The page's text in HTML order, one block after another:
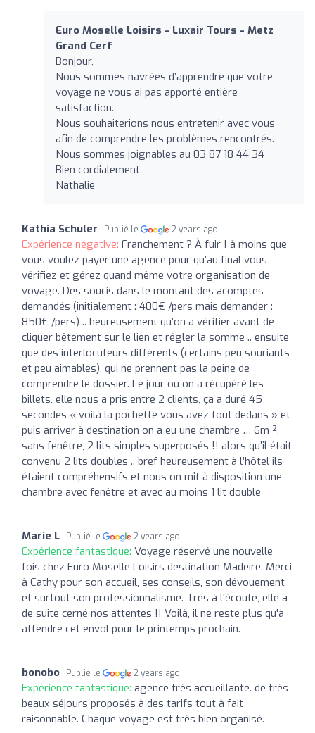
Euro Moselle Loisirs - Luxair Tours - Metz
Grand Cerf
Bonjour,
Nous sommes navrées d’apprendre que votre
voyage ne vous ai pas apporté entière
satisfaction.
Nous souhaiterions nous entretenir avec vous
afin de comprendre les problèmes rencontrés.
Nous sommes joignables au 03 87 18 44 34
Bien cordialement
Nathalie
Kathia Schuler Publié le 2 years ago
Expérience négative: Franchement ? À fuir ! à moins que
vous voulez payer une agence pour qu’au final vous
vérifiez et gérez quand même votre organisation de
voyage. Des soucis dans le montant des acomptes
demandés (initialement : 400€ /pers mais demander :
850€ /pers) .. heureusement qu’on a vérifier avant de
cliquer bêtement sur le lien et régler la somme .. ensuite
que des interlocuteurs différents (certains peu souriants
et peu aimables), qui ne prennent pas la peine de
comprendre le dossier. Le jour où on a récupéré les
billets, elle nous a pris entre 2 clients, ça a duré 45
secondes « voilà la pochette vous avez tout dedans » et
puis arriver à destination on a eu une chambre … 6m ²,
sans fenêtre, 2 lits simples superposés !! alors qu’il était
convenu 2 lits doubles .. bref heureusement à l’hôtel ils
étaient compréhensifs et nous on mit à disposition une
chambre avec fenêtre et avec au moins 1 lit double
Marie L Publié le 2 years ago
Expérience fantastique: Voyage réservé une nouvelle
fois chez Euro Moselle Loisirs destination Madeire. Merci
à Cathy pour son accueil, ses conseils, son dévouement
et surtout son professionnalisme. Très à l'écoute, elle a
de suite cerné nos attentes !! Voilà, il ne reste plus qu'à
attendre cet envol pour le printemps prochain.
bonobo Publié le 2 years ago
Expérience fantastique: agence très accueillante. de très
beaux séjours proposés à des tarifs tout à fait
raisonnable. Chaque voyage est très bien organisé.